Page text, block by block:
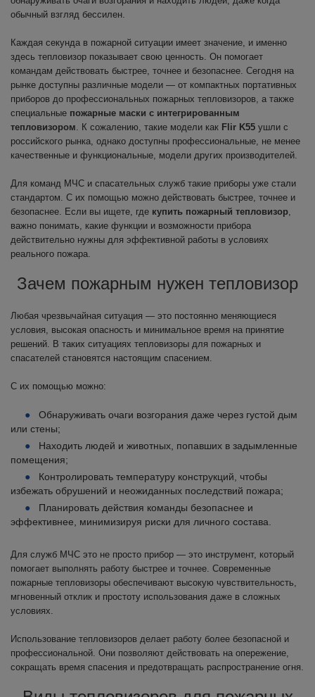
обычный взгляд бессилен.
Каждая секунда в пожарной ситуации имеет значение, и именно
здесь тепловизор показывает свою ценность. Он помогает
командам действовать быстрее, точнее и безопаснее. Сегодня на
рынке доступны различные модели — от компактных портативных
приборов до профессиональных пожарных тепловизоров, а также
специальные пожарные маски с интегрированным
тепловизором. К сожалению, такие модели как Flir K55 ушли с
российского рынка, однако доступны профессиональные, не менее
качественные и функциональные, модели других производителей.
Для команд МЧС и спасательных служб такие приборы уже стали
стандартом. С их помощью можно действовать быстрее, точнее и
безопаснее. Если вы ищете, где купить пожарный тепловизор,
важно понимать, какие функции и возможности прибора
действительно нужны для эффективной работы в условиях
реального пожара.
Зачем пожарным нужен тепловизор
Любая чрезвычайная ситуация — это постоянно меняющиеся
условия, высокая опасность и минимальное время на принятие
решений. В таких ситуациях тепловизоры для пожарных и
спасателей становятся настоящим спасением.
С их помощью можно:
Обнаруживать очаги возгорания даже через густой дым
или стены;
Находить людей и животных, попавших в задымленные
помещения;
Контролировать температуру конструкций, чтобы
избежать обрушений и неожиданных последствий пожара;
Планировать действия команды безопаснее и
эффективнее, минимизируя риски для личного состава.
Для служб МЧС это не просто прибор — это инструмент, который
помогает выполнять работу быстрее и точнее. Современные
пожарные тепловизоры обеспечивают высокую чувствительность,
мгновенный отклик и простоту использования даже в сложных
условиях.
Использование тепловизоров делает работу более безопасной и
профессиональной. Они позволяют действовать на опережение,
сокращать время спасения и предотвращать распространение огня.